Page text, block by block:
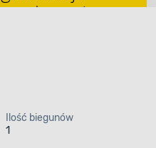
wyłącznika
Ilość biegunów
1